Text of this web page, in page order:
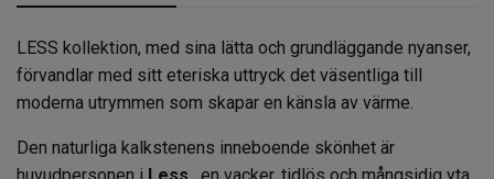
LESS kollektion, med sina lätta och grundläggande nyanser,
förvandlar med sitt eteriska uttryck det väsentliga till
moderna utrymmen som skapar en känsla av värme.
Den naturliga kalkstenens inneboende skönhet är